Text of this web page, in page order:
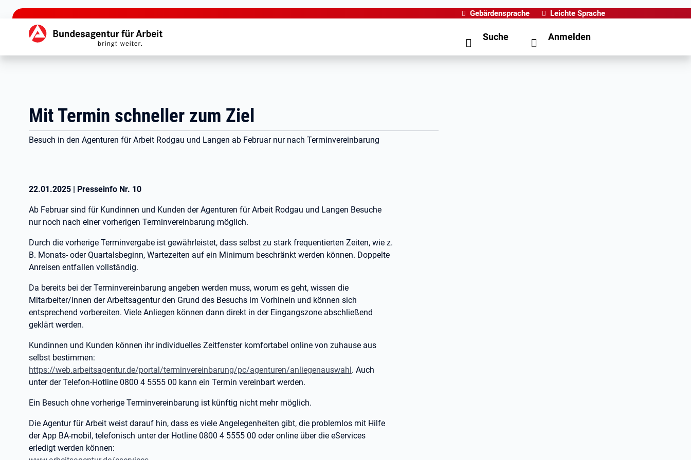
zu den Hauptinhalten springen
Gebärdensprache Leichte Sprache
Hauptnavigation Suche Anmelden
Mit Termin schneller zum Ziel
Besuch in den Agenturen für Arbeit Rodgau und Langen ab Februar nur nach Terminvereinbarung
22.01.2025 | Presseinfo Nr. 10
Ab Februar sind für Kundinnen und Kunden der Agenturen für Arbeit Rodgau und Langen Besuche
nur noch nach einer vorherigen Terminvereinbarung möglich.
Durch die vorherige Terminvergabe ist gewährleistet, dass selbst zu stark frequentierten Zeiten, wie z.
B. Monats- oder Quartalsbeginn, Wartezeiten auf ein Minimum beschränkt werden können. Doppelte
Anreisen entfallen vollständig.
Da bereits bei der Terminvereinbarung angeben werden muss, worum es geht, wissen die
Mitarbeiter/innen der Arbeitsagentur den Grund des Besuchs im Vorhinein und können sich
entsprechend vorbereiten. Viele Anliegen können dann direkt in der Eingangszone abschließend
geklärt werden.
Kundinnen und Kunden können ihr individuelles Zeitfenster komfortabel online von zuhause aus
selbst bestimmen:
https://web.arbeitsagentur.de/portal/terminvereinbarung/pc/agenturen/anliegenauswahl. Auch
unter der Telefon-Hotline 0800 4 5555 00 kann ein Termin vereinbart werden.
Ein Besuch ohne vorherige Terminvereinbarung ist künftig nicht mehr möglich.
Die Agentur für Arbeit weist darauf hin, dass es viele Angelegenheiten gibt, die problemlos mit Hilfe
der App BA-mobil, telefonisch unter der Hotline 0800 4 5555 00 oder online über die eServices
erledigt werden können: